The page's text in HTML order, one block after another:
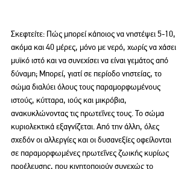
Σκεφτείτε: Πώς μπορεί κάποιος να νηστέψει 5-10,
ακόμα και 40 μέρες, μόνο με νερό, χωρίς να χάσει
μυϊκό ιστό και να συνεχίσει να είναι γεμάτος από
δύναμη; Μπορεί, γιατί σε περίοδο νηστείας, το
σώμα διαλύει όλους τους παραμορφωμένους
ιστούς, κύτταρα, ιούς και μικρόβια,
ανακυκλώνοντας τις πρωτεΐνες τους. Το σώμα
κυριολεκτικά εξαγνίζεται. Από την άλλη, όλες
σχεδόν οι αλλεργίες και οι δυσανεξίες οφείλονται
σε παραμορφωμένες πρωτεΐνες ζωικής κυρίως
προέλευσης, που κινητοποιούν συνεχώς το